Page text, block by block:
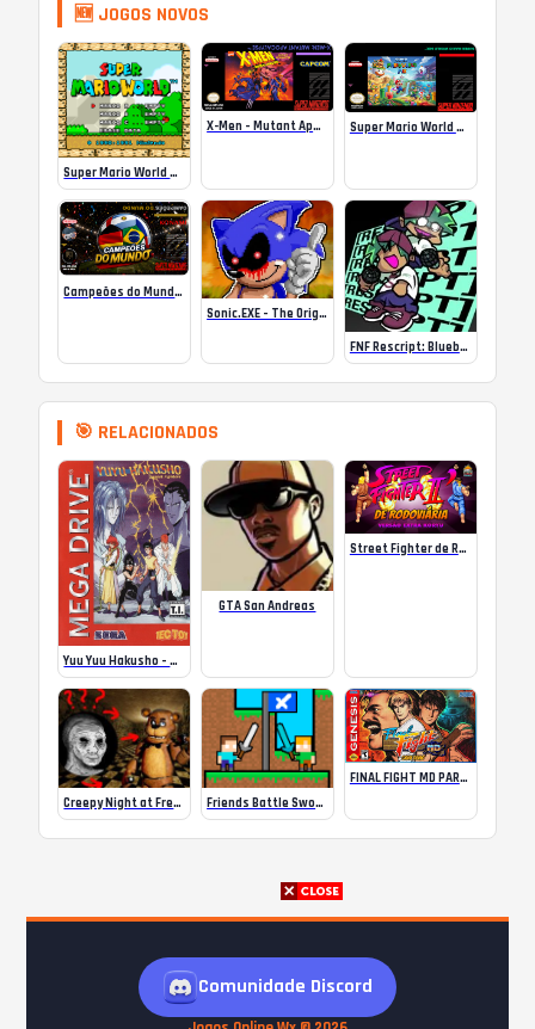
🆕 JOGOS NOVOS
Super Mario World SA-1 Online
X-Men – Mutant Apocalypse Rebalanced Online Super Mario World Mix Online
Campeões do Mundo (ISS) Online
Sonic.EXE – The Original Game Online
FNF Rescript: Blueballed
🎯 RELACIONADOS
Yuu Yuu Hakusho – Sunset Fighters (Brazil)
GTA San Andreas
Street Fighter de Rodoviária
Creepy Night at Freddy’s Friends Battle Swords Drawn
FINAL FIGHT MD PARA MEGA DRIVE/GENESIS (PORT)
Comunidade Discord